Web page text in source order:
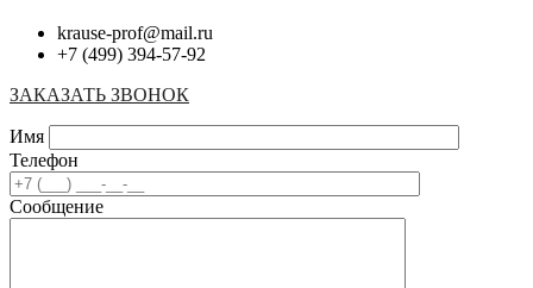
krause-prof@mail.ru
+7 (499) 394-57-92
ЗАКАЗАТЬ ЗВОНОК
Имя
Телефон
Сообщение